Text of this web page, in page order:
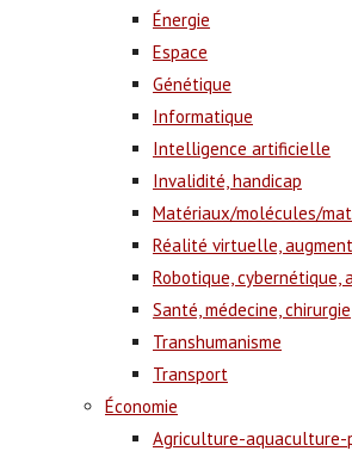
Énergie
Espace
Génétique
Informatique
Intelligence artificielle
Invalidité, handicap
Matériaux/molécules/
Réalité virtuelle,
Robotique, cybernétique,
Santé, médecine, chirurgie
Transhumanisme
Transport
Économie
Agriculture-aquaculture-